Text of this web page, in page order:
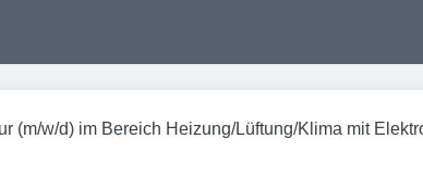
(m/w/d) im Bereich Heizung/Lüftung/Klima mit